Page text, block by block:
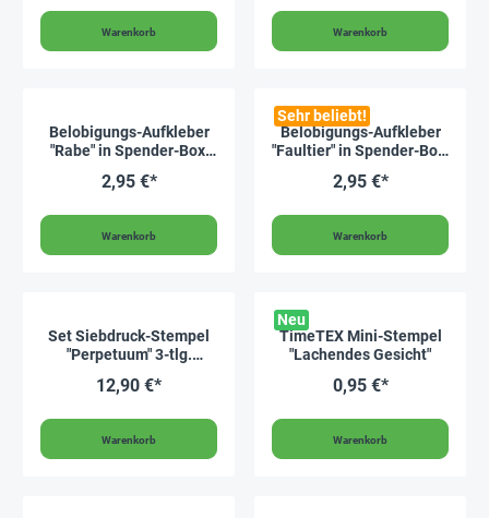
Warenkorb Warenkorb
Belobigungs-Aufkleber
"Rabe" in Spender-Box,
2,95 €*
Warenkorb
Sehr beliebt!
Belobigungs-Aufkleber
"Faultier" in Spender-Box,
2,95 €*
Warenkorb
Set Siebdruck-Stempel
"Perpetuum" 3-tlg.
12,90 €*
Warenkorb
Neu
TimeTEX Mini-Stempel
"Lachendes Gesicht"
0,95 €*
Warenkorb